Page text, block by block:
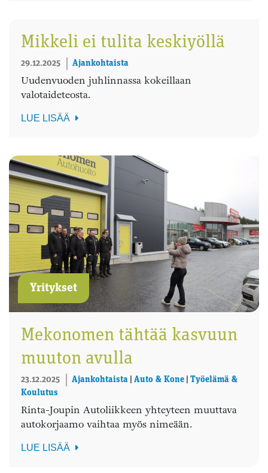
Mikkeli ei tulita keskiyöllä
29.12.2025 Ajankohtaista
Uudenvuoden juhlinnassa kokeillaan
valotaideteosta.
LUE LISÄÄ
Yritykset
Mekonomen tähtää kasvuun
muuton avulla
23.12.2025 Ajankohtaista Auto & Kone
Työelämä &
Koulutus
Rinta-Joupin Autoliikkeen yhteyteen muuttava
autokorjaamo vaihtaa myös nimeään.
LUE LISÄÄ